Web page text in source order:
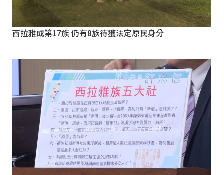
西拉雅成第17族 仍有8族待獲法定原民身分